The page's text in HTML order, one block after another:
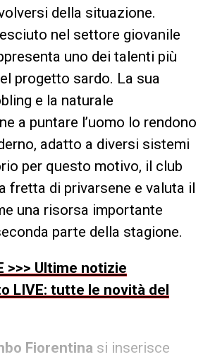
della situazione.
nel settore giovanile
uno dei talenti più
progetto sardo. La sua
e la naturale
a puntare l’uomo lo rendono
adatto a diversi sistemi
per questo motivo, il club
fretta di privarsene e valuta il
una risorsa importante
parte della stagione.
>>> Ultime notizie
LIVE: tutte le novità del
Fiorentina si inserisce